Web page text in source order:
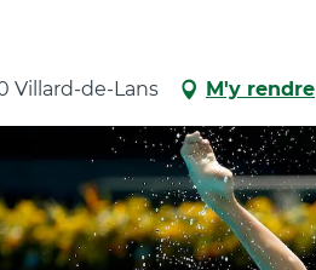
Villard-de-Lans M'y rendre